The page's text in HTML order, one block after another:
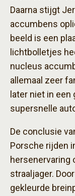
Daarna stijgt
accumbens
beeld is een
lichtbolletjes
nucleus
allemaal zeer
later niet in
supersnelle
De conclusie
Porsche rijden
hersenervaring
straaljager.
gekleurde